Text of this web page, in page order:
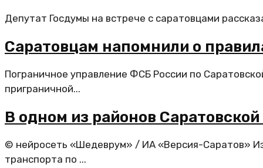
Депутат Госдумы на встрече с саратовцами
Саратовцам напомнили о
Пограничное управление ФСБ России по
приграничной...
В одном из районов
© нейросеть «Шедеврум» / ИА «Версия-Саратов»
транспорта по ...